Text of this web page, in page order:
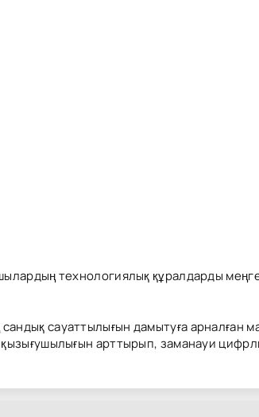
технологиялық құралдарды
сауаттылығын дамытуға арналған
арттырып, заманауи